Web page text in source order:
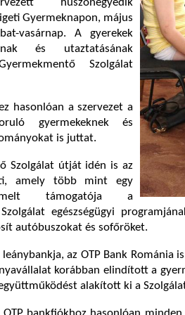
huszonegyedik
Gyermeknapon, május
vasárnap. A gyerekek
és utaztatásának
Szolgálat
hasonlóan a szervezet a
gyermekeknek és
is juttat.
Szolgálat útját idén is az
amely több mint egy
támogatója a
egészségügyi
autóbuszokat és sofőröket.
az OTP Bank Románia
korábban elindított a
alakított ki a